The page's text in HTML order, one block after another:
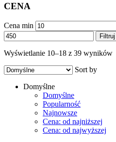
CENA
Cena min
Filtruj
Wyświetlanie 10–18 z 39 wyników
Sort by
Domyślne
Domyślne
Popularność
Najnowsze
Cena: od najniższej
Cena: od najwyższej